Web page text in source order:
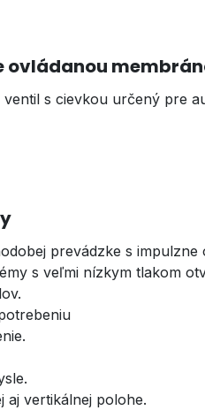
ovládanou
ventil s cievkou určený pre
prevádzke s impulzne
s veľmi nízkym tlakom
aj vertikálnej polohe.